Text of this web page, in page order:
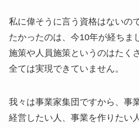
私に偉そうに言う資格はないの
たかったのは、今10年が経ちま
施策や人員施策というのはたく
全ては実現できていません。
我々は事業家集団ですから、事
経営したい人、事業を作りたい